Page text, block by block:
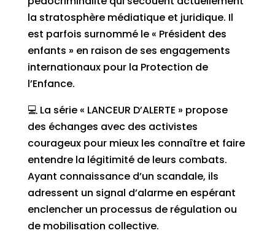
la stratosphère médiatique et juridique. Il
est parfois surnommé le « Président des
enfants » en raison de ses engagements
internationaux pour la Protection de
l’Enfance.
💻 La série « LANCEUR D’ALERTE » propose
des échanges avec des activistes
courageux pour mieux les connaître et faire
entendre la légitimité de leurs combats.
Ayant connaissance d’un scandale, ils
adressent un signal d’alarme en espérant
enclencher un processus de régulation ou
de mobilisation collective.